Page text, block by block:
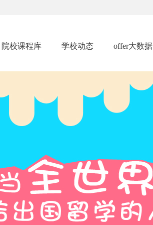
院校课程库 学校动态 offer大数据